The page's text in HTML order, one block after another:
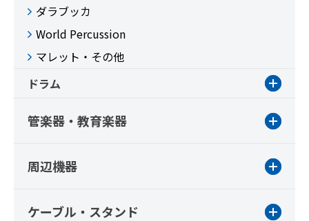
ダラブッカ
World Percussion
マレット・その他
ドラム
管楽器・教育楽器
周辺機器
ケーブル・スタンド